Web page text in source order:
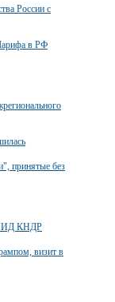
России с
в РФ
принятые без
МИД КНДР
визит в